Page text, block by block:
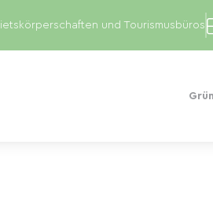
und Tourismusbüros